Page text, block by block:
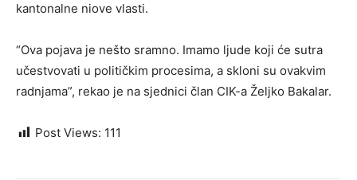
kantonalne niove vlasti.
“Ova pojava je nešto sramno. Imamo ljude koji će sutra
učestvovati u političkim procesima, a skloni su ovakvim
radnjama”, rekao je na sjednici član CIK-a Željko Bakalar.
Post Views: 111